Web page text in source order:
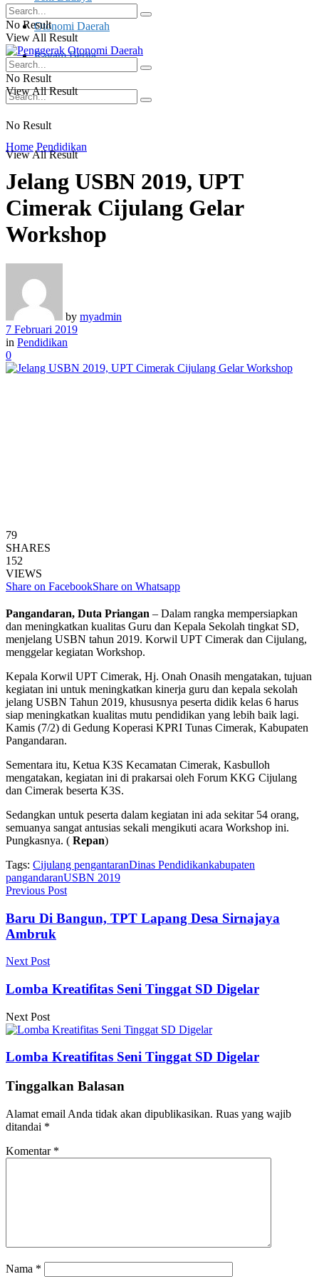
Otonomi Daerah
Ragam Berita
No Result
View All Result
No Result
View All Result
No Result
View All Result
Home Pendidikan
Jelang USBN 2019, UPT
Cimerak Cijulang Gelar
Workshop
by myadmin
7 Februari 2019
in Pendidikan
0
79
SHARES
152
VIEWS
Share on FacebookShare on Whatsapp
Pangandaran, Duta Priangan – Dalam rangka mempersiapkan
dan meningkatkan kualitas Guru dan Kepala Sekolah tingkat SD,
menjelang USBN tahun 2019. Korwil UPT Cimerak dan Cijulang,
menggelar kegiatan Workshop.
Kepala Korwil UPT Cimerak, Hj. Onah Onasih mengatakan, tujuan
kegiatan ini untuk meningkatkan kinerja guru dan kepala sekolah
jelang USBN Tahun 2019, khususnya peserta didik kelas 6 harus
siap meningkatkan kualitas mutu pendidikan yang lebih baik lagi.
Kamis (7/2) di Gedung Koperasi KPRI Tunas Cimerak, Kabupaten
Pangandaran.
Sementara itu, Ketua K3S Kecamatan Cimerak, Kasbulloh
mengatakan, kegiatan ini di prakarsai oleh Forum KKG Cijulang
dan Cimerak beserta K3S.
Sedangkan untuk peserta dalam kegiatan ini ada sekitar 54 orang,
semuanya sangat antusias sekali mengikuti acara Workshop ini.
Pungkasnya. ( Repan)
Tags: Cijulang pengantaranDinas Pendidikankabupaten
pangandaranUSBN 2019
Previous Post
Baru Di Bangun, TPT Lapang Desa Sirnajaya
Ambruk
Next Post
Lomba Kreatifitas Seni Tinggat SD Digelar
Next Post
Lomba Kreatifitas Seni Tinggat SD Digelar
Tinggalkan Balasan
Alamat email Anda tidak akan dipublikasikan. Ruas yang wajib
ditandai *
Komentar *
Nama *